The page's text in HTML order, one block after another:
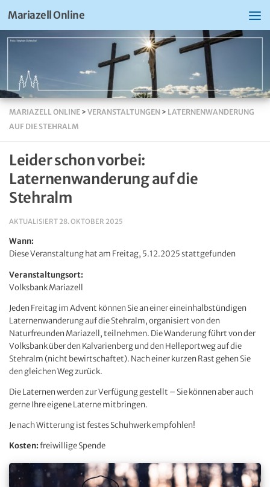
Mariazell Online
MARIAZELL ONLINE > VERANSTALTUNGEN > LATERNENWANDERUNG
AUF DIE STEHRALM
Leider schon vorbei:
Laternenwanderung auf die
Stehralm
AKTUALISIERT 28. OKTOBER 2025
Wann:
Diese Veranstaltung hat am Freitag, 5.12.2025 stattgefunden
Veranstaltungsort:
Volksbank Mariazell
Jeden Freitag im Advent können Sie an einer eineinhalbstündigen
Laternenwanderung auf die Stehralm, organisiert von den
Naturfreunden Mariazell, teilnehmen. Die Wanderung führt von der
Volksbank über den Kalvarienberg und den Helleportweg auf die
Stehralm (nicht bewirtschaftet). Nach einer kurzen Rast gehen Sie
den gleichen Weg zurück.
Die Laternen werden zur Verfügung gestellt – Sie können aber auch
gerne Ihre eigene Laterne mitbringen.
Je nach Witterung ist festes Schuhwerk empfohlen!
Kosten:freiwillige Spende